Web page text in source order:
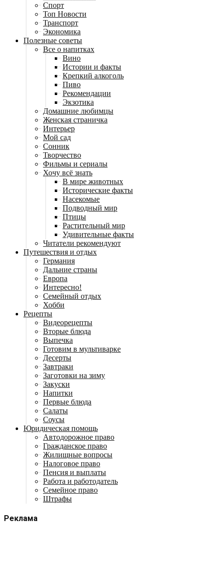
Спорт
Топ Новости
Транспорт
Экономика
Полезные советы
Все о напитках
Вино
Истории и факты
Крепкий алкоголь
Пиво
Рекомендации
Экзотика
Домашние любимцы
Женская страничка
Интерьер
Мой сад
Сонник
Творчество
Фильмы и сериалы
Хочу всё знать
В мире животных
Исторические факты
Насекомые
Подводный мир
Птицы
Растительный мир
Удивительные факты
Читатели рекомендуют
Путешествия и отдых
Германия
Дальние страны
Европа
Интересно!
Семейный отдых
Хобби
Рецепты
Видеорецепты
Вторые блюда
Выпечка
Готовим в мультиварке
Десерты
Завтраки
Заготовки на зиму
Закуски
Напитки
Первые блюда
Салаты
Соусы
Юридическая помощь
Автодорожное право
Гражданское право
Жилищные вопросы
Налоговое право
Пенсия и выплаты
Работа и работодатель
Семейное право
Штрафы
Реклама